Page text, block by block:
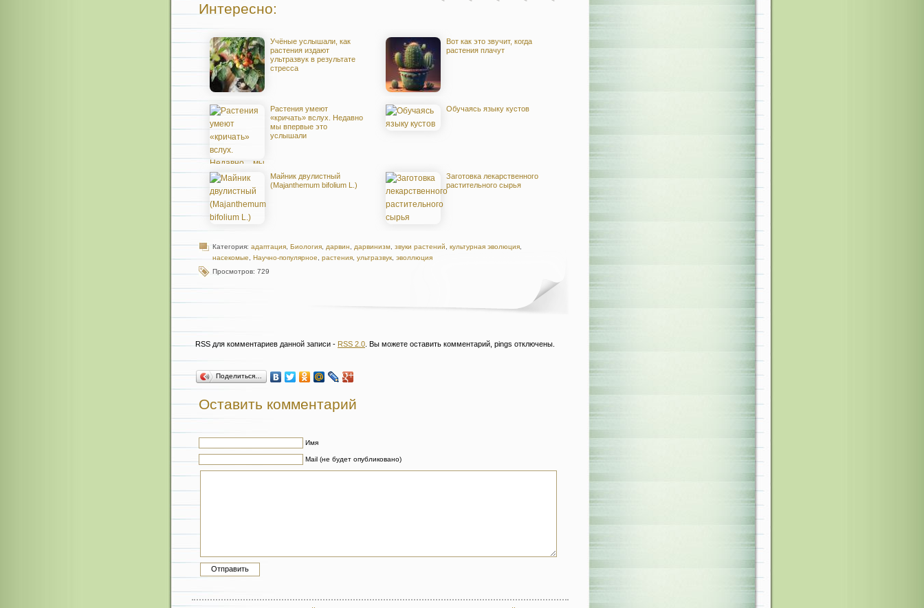
Интересно:
Учёные услышали, как
растения издают
ультразвук в результате
стресса
Вот как это звучит, когда
растения плачут
Растения умеют
«кричать» вслух. Недавно
мы впервые это
услышали
Обучаясь языку кустов
Майник двулистный
(Majanthemum bifolium L.)
Заготовка лекарственного
растительного сырья
Категория: адаптация Биология дарвин дарвинизм звуки растений культурная эволюция
насекомые
Научно-популярное растения ультразвук эволлюция
Просмотров: 729
RSS для комментариев данной записи - RSS 2.0 . Вы можете оставить комментарий, pings отключены.
Поделиться…
Оставить комментарий
Имя
Mail (не будет опубликовано)